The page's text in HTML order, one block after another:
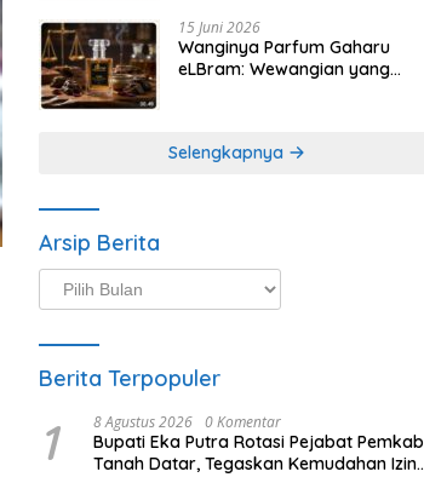
Minangkabau
15 Juni 2026
Wanginya Parfum Gaharu
eLBram: Wewangian yang
Selengkapnya
Arsip Berita
Arsip
Berita
Berita Terpopuler
1 8 Agustus 2026 0 Komentar
Bupati Eka Putra Rotasi Pejabat Pemkab
Tanah Datar, Tegaskan Kemudahan Izin